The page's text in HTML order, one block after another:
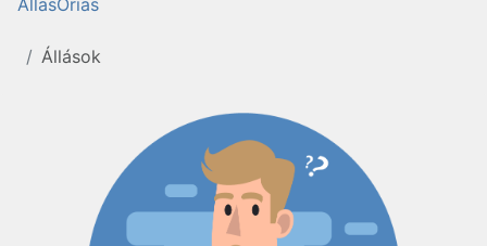
AllasOrias
Állások